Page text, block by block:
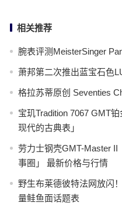
相关推荐
腕表评测MeisterSinger
萧邦第二次推出蓝宝石色
格拉苏蒂原创 Seventies
宝玑Tradition 7067 GMT
现代的古典表」
劳力士钢壳GMT-Master
事圈」 最新价格与行情
野生布莱德彼特法网放闪
量鲑鱼面话题表